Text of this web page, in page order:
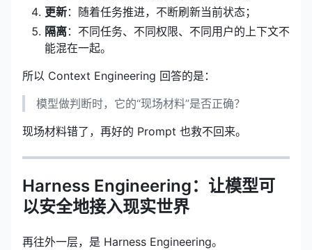
更新：随着任务推进，不断刷新当前状态；
隔离：不同任务、不同权限、不同用户的上下文不
能混在一起。
所以 Context Engineering 回答的是：
模型做判断时，它的“现场材料”是否正确？
现场材料错了，再好的 Prompt 也救不回来。
Harness Engineering：让模型可
以安全地接入现实世界
再往外一层，是 Harness Engineering。